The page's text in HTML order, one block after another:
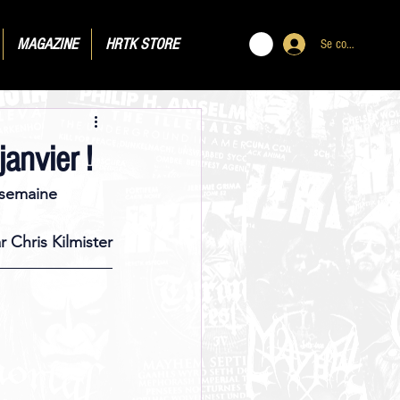
Se connecter
MAGAZINE HRTK STORE
!
Chris Kilmister